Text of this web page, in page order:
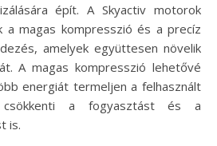
épít. A Skyactiv motorok
a magas kompresszió és a precíz
amelyek együttesen növelik
A magas kompresszió lehetővé
energiát termeljen a felhasznált
csökkenti a fogyasztást és a
is.